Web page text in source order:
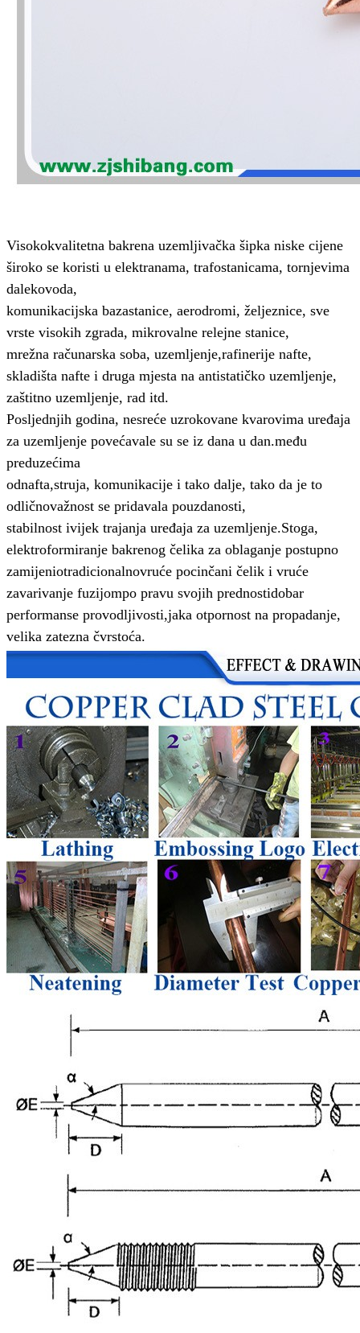
Visokokvalitetna bakrena uzemljivačka šipka niske cijene
široko se koristi u elektranama, trafostanicama, tornjevima
dalekovoda,
komunikacijska bazastanice, aerodromi, željeznice, sve
vrste visokih zgrada, mikrovalne relejne stanice,
mrežna računarska soba, uzemljenje,rafinerije nafte,
skladišta nafte i druga mjesta na antistatičko uzemljenje,
zaštitno uzemljenje, rad itd.
Posljednjih godina, nesreće uzrokovane kvarovima uređaja
za uzemljenje povećavale su se iz dana u dan.među
preduzećima
odnafta,struja, komunikacije i tako dalje, tako da je to
odličnovažnost se pridavala pouzdanosti,
stabilnost ivijek trajanja uređaja za uzemljenje.Stoga,
elektroformiranje bakrenog čelika za oblaganje postupno
zamijeniotradicionalnovruće pocinčani čelik i vruće
zavarivanje fuzijompo pravu svojih prednostidobar
performanse provodljivosti,jaka otpornost na propadanje,
velika zatezna čvrstoća.